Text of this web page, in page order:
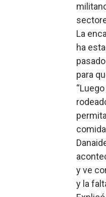
La
ha
para
y ve
y la